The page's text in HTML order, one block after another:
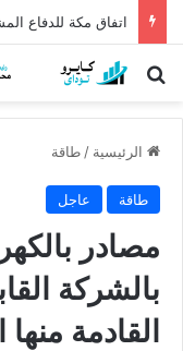
بحث عن
الرئيسية / طاقة
طاقة عاجل
مصادر
بالشركة
القادمة